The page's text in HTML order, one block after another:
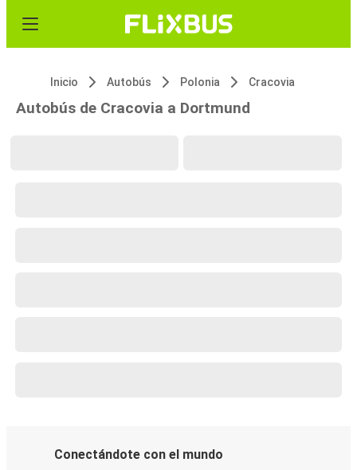
Inicio Autobús Polonia Cracovia
Autobús de Cracovia a Dortmund
Conectándote con el mundo